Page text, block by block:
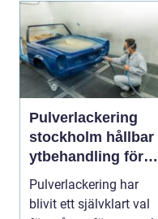
Pulverlackering
stockholm hållbar
ytbehandling för
industri och
privatpersoner
Pulverlackering har
blivit ett självklart val